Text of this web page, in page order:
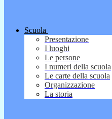
Scuola
Presentazione
I luoghi
Le persone
I numeri della scuola
Le carte della scuola
Organizzazione
La storia